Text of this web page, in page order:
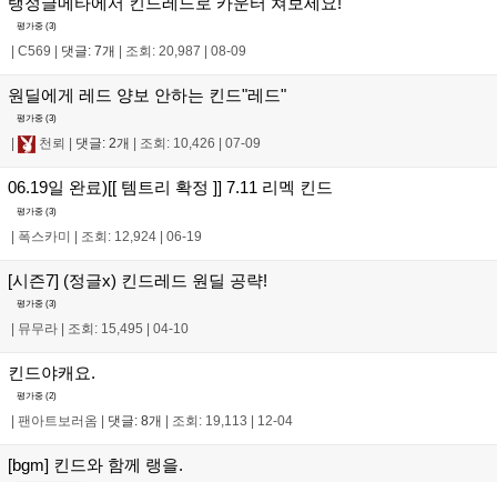
평가중 (3)
C569 댓글: 7개 조회: 20,987 08-09
원딜에게 레드 양보 안하는 킨드"레드"
평가중 (3)
천뢰 댓글: 2개 조회: 10,426 07-09
06.19일 완료)[[ 템트리 확정 ]] 7.11 리멕 킨드
평가중 (3)
| 폭스카미 | 조회: 12,924 | 06-19
[시즌7] (정글x) 킨드레드 원딜 공략!
평가중 (3)
뮤무라 조회: 15,495 04-10
킨드야캐요.
평가중 (2)
팬아트보러옴 댓글: 8개 조회: 19,113 12-04
[bgm] 킨드와 함께 랭을.